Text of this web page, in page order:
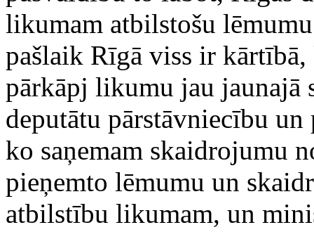
likumam atbilstošu
pašlaik Rīgā viss ir kārtībā,
pārkāpj likumu jau jaunajā
deputātu pārstāvniecību
ko saņemam skaidrojumu
pieņemto lēmumu un
atbilstību likumam, un